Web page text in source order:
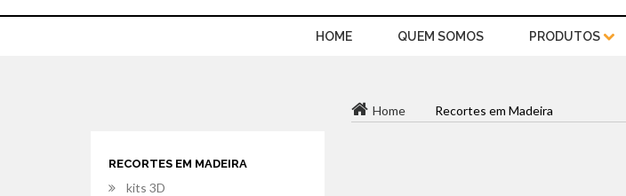
HOME QUEM SOMOS PRODUTOS
RECORTES EM MADEIRA
kits 3D
Home Recortes em Madeira